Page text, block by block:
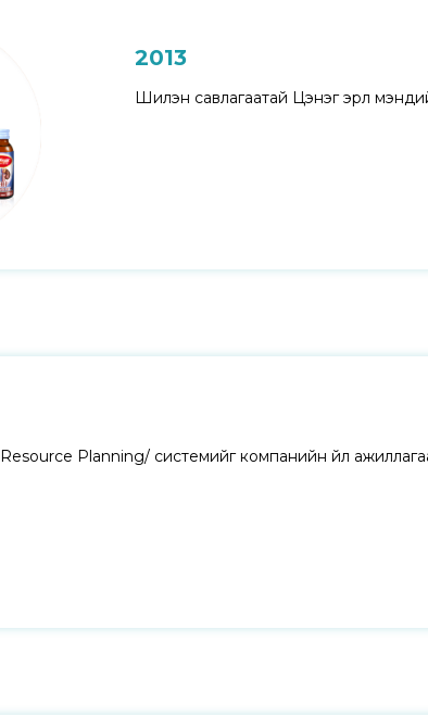
2013
Шилэн савлагаатай Цэнэгэрүүл
Resource Planning/ системийг компанийн үйл